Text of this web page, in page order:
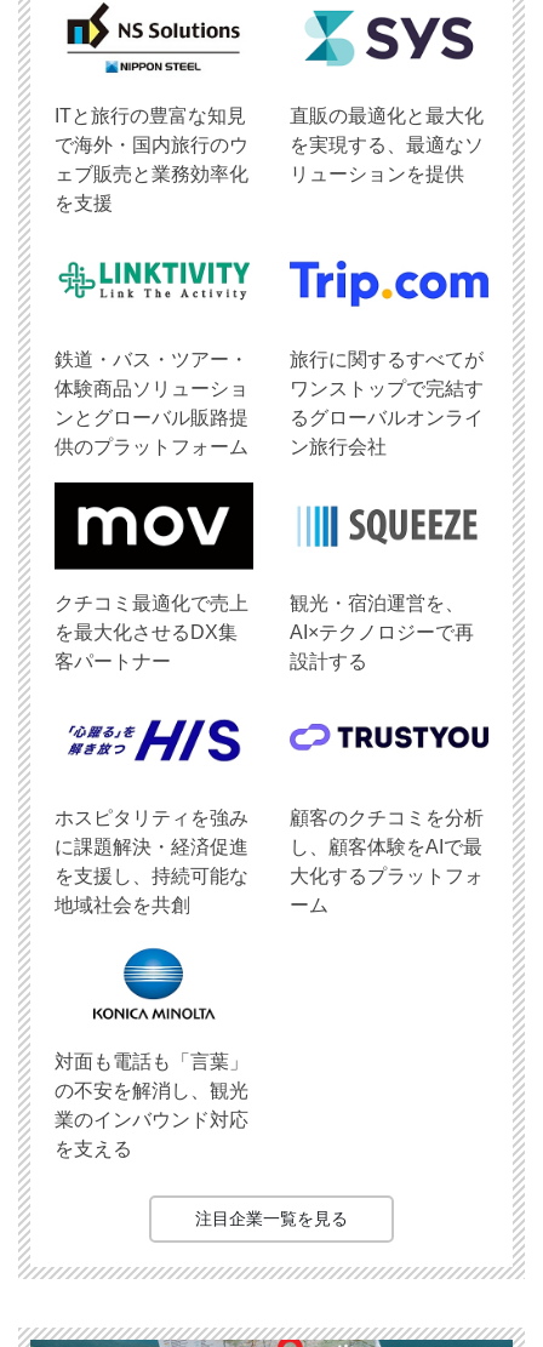
ITと旅行の豊富な知見
で海外・国内旅行のウ
ェブ販売と業務効率化
を支援
直販の最適化と最大化
を実現する、最適なソ
リューションを提供
鉄道・バス・ツアー・
体験商品ソリューショ
ンとグローバル販路提
供のプラットフォーム
旅行に関するすべてが
ワンストップで完結す
るグローバルオンライ
ン旅行会社
クチコミ最適化で売上
を最大化させるDX集
客パートナー
観光・宿泊運営を、
AI×テクノロジーで再
設計する
ホスピタリティを強み
に課題解決・経済促進
を支援し、持続可能な
地域社会を共創
顧客のクチコミを分析
し、顧客体験をAIで最
大化するプラットフォ
ーム
対面も電話も「言葉」
の不安を解消し、観光
業のインバウンド対応
を支える
注目企業一覧を見る